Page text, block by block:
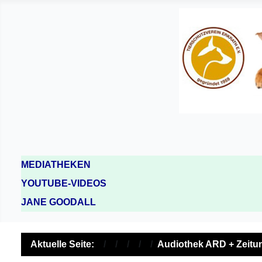
MEDIATHEKEN
YOUTUBE-VIDEOS
JANE GOODALL
Aktuelle Seite: Audiothek ARD +